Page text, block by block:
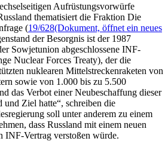
Aufrüstungsvorwürfe
thematisiert die Fraktion Die
(19/628(Dokument, öffnet ein neues
der Besorgnis ist der 1987
Sowjetunion abgeschlossene INF-
Nuclear Forces Treaty), der die
nuklearen Mittelstreckenraketen von
sowie von 1.000 bis zu 5.500
das Verbot einer Neubeschaffung dieser
und Ziel hatte“, schreiben die
soll unter anderem zu einem
dass Russland mit einem neuen
INF-Vertrag verstoßen würde.